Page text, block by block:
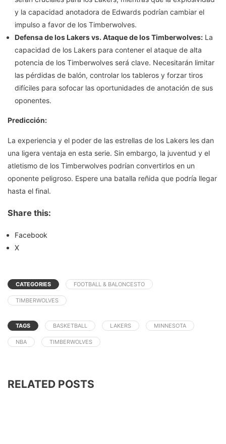
y la capacidad anotadora de Edwards podrían cambiar el
impulso a favor de los Timberwolves.
Defensa de los Lakers vs. Ataque de los Timberwolves: La
capacidad de los Lakers para contener el ataque de alta
potencia de los Timberwolves será clave. Necesitarán limitar
las pérdidas de balón, controlar los tableros y forzar tiros
difíciles para sofocar las oportunidades de anotación de sus
oponentes.
Predicción:
La experiencia y el poder de las estrellas de los Lakers les dan
una ligera ventaja en esta serie. Sin embargo, la juventud y el
atletismo de los Timberwolves podrían convertirlos en un
oponente peligroso. Espere una batalla reñida que podría llegar
hasta el final.
Share this:
Facebook
X
CATEGORIES FOOTBALL & BALONCESTO
TIMBERWOLVES
TAGS BASKETBALL LAKERS MINNESOTA
NBA TIMBERWOLVES
RELATED POSTS